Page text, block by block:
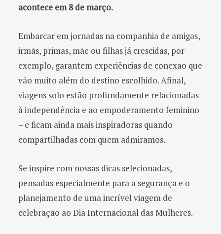
acontece em 8 de março.
Embarcar em jornadas na companhia de amigas,
irmãs, primas, mãe ou filhas já crescidas, por
exemplo, garantem experiências de conexão que
vão muito além do destino escolhido. Afinal,
viagens solo estão profundamente relacionadas
à independência e ao empoderamento feminino
– e ficam ainda mais inspiradoras quando
compartilhadas com quem admiramos.
Se inspire com nossas dicas selecionadas,
pensadas especialmente para a segurança e o
planejamento de uma incrível viagem de
celebração ao Dia Internacional das Mulheres.